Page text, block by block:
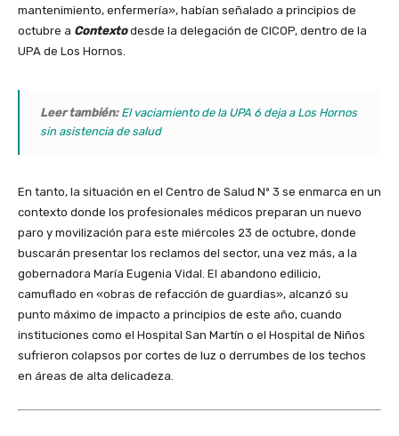
mantenimiento, enfermería», habían señalado a principios de
octubre a Contextodesde la delegación de CICOP, dentro de la
UPA de Los Hornos.
Leer también: El vaciamiento de la UPA 6 deja a Los Hornos
sin asistencia de salud
En tanto, la situación en el Centro de Salud Nº 3 se enmarca en un
contexto donde los profesionales médicos preparan un nuevo
paro y movilización para este miércoles 23 de octubre, donde
buscarán presentar los reclamos del sector, una vez más, a la
gobernadora María Eugenia Vidal. El abandono edilicio,
camuflado en «obras de refacción de guardias», alcanzó su
punto máximo de impacto a principios de este año, cuando
instituciones como el Hospital San Martín o el Hospital de Niños
sufrieron colapsos por cortes de luz o derrumbes de los techos
en áreas de alta delicadeza.